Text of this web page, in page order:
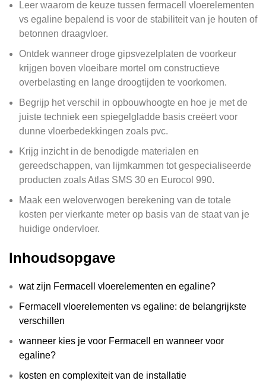
Leer waarom de keuze tussen fermacell vloerelementen
vs egaline bepalend is voor de stabiliteit van je houten of
betonnen draagvloer.
Ontdek wanneer droge gipsvezelplaten de voorkeur
krijgen boven vloeibare mortel om constructieve
overbelasting en lange droogtijden te voorkomen.
Begrijp het verschil in opbouwhoogte en hoe je met de
juiste techniek een spiegelgladde basis creëert voor
dunne vloerbedekkingen zoals pvc.
Krijg inzicht in de benodigde materialen en
gereedschappen, van lijmkammen tot gespecialiseerde
producten zoals Atlas SMS 30 en Eurocol 990.
Maak een weloverwogen berekening van de totale
kosten per vierkante meter op basis van de staat van je
huidige ondervloer.
Inhoudsopgave
wat zijn Fermacell vloerelementen en egaline?
Fermacell vloerelementen vs egaline: de belangrijkste
verschillen
wanneer kies je voor Fermacell en wanneer voor
egaline?
kosten en complexiteit van de installatie